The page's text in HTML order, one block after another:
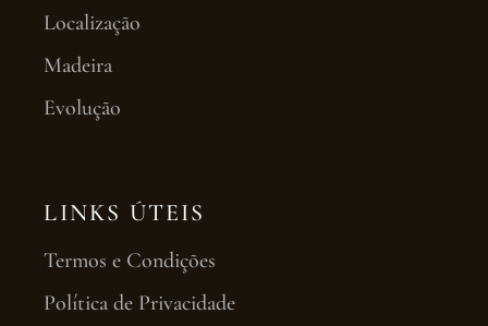
Localização
Madeira
Evolução
LINKS ÚTEIS
Termos e Condições
Política de Privacidade